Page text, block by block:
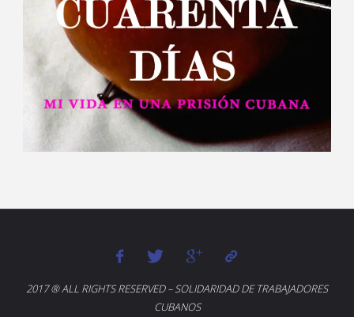
2017 ® ALL RIGHTS RESERVED – SOLIDARIDAD DE TRABAJADORES
CUBANOS